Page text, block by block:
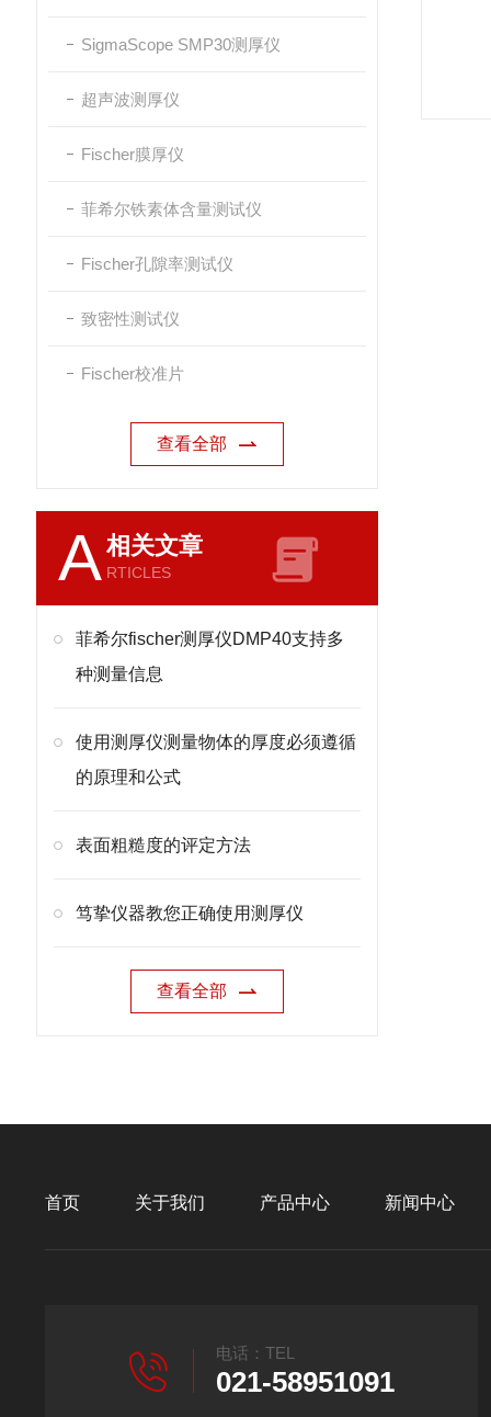
SigmaScope SMP30测厚仪
超声波测厚仪
Fischer膜厚仪
菲希尔铁素体含量测试仪
Fischer孔隙率测试仪
致密性测试仪
Fischer校准片
查看全部
A相关文章
RTICLES
菲希尔fischer测厚仪DMP40支持多
种测量信息
使用测厚仪测量物体的厚度必须遵循
的原理和公式
表面粗糙度的评定方法
笃挚仪器教您正确使用测厚仪
查看全部
首页 关于我们 产品中心 新闻中心
电话：TEL
021-58951091